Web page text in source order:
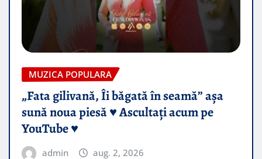
MUZICA POPULARA
„Fata gilivană, Îi băgată în seamă” așa
sună noua piesă ♥️ Ascultați acum pe
YouTube ♥️
admin aug. 2, 2026